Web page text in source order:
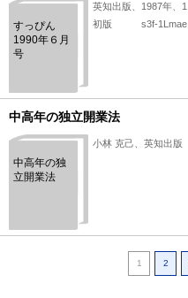
すっぴん
1990年６月
号
英知出版、1987年、1
初版 s3f-1Lmae
中高年の独立開業法
中高年の独
立開業法
小林 克己、英知出版
1 2